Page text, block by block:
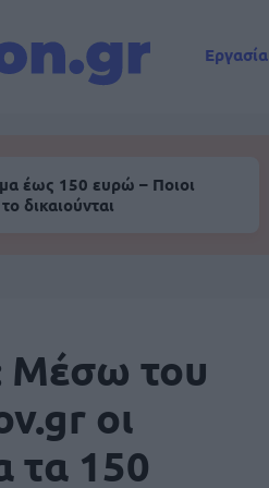
Εργασία
έως 150 ευρώ – Ποιοι
δικαιούνται
Μέσω του
οι
τα 150